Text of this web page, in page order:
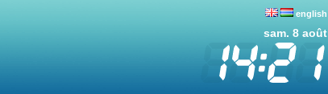
english
sam. 8 août